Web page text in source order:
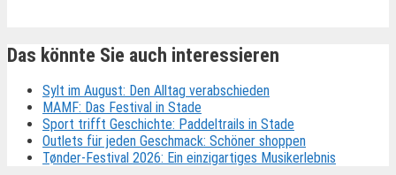
Das könnte Sie auch interessieren
Sylt im August: Den Alltag verabschieden
MAMF: Das Festival in Stade
Sport trifft Geschichte: Paddeltrails in Stade
Outlets für jeden Geschmack: Schöner shoppen
Tønder-Festival 2026: Ein einzigartiges Musikerlebnis